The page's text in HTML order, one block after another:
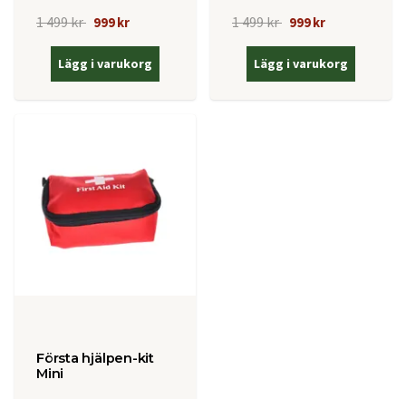
1 499 kr 999 kr
Lägg i varukorg
1 499 kr 999 kr
Lägg i varukorg
Första hjälpen-kit
Mini